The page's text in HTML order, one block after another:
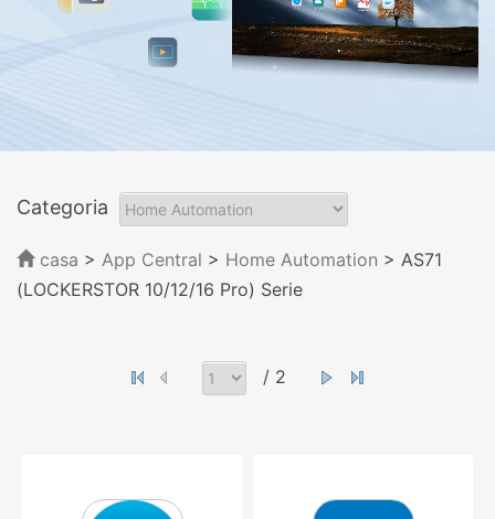
Categoria
casa > App Central > Home Automation > AS71
(LOCKERSTOR 10/12/16 Pro) Serie
/ 2